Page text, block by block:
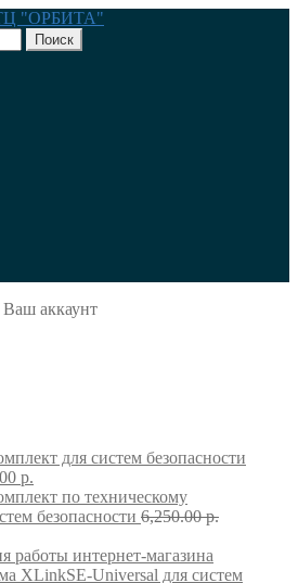
Поиск
Ваш аккаунт
для систем безопасности
р.
по техническому
безопасности 6,250.00р.
работы интернет-магазина
XLinkSE-Universal для систем